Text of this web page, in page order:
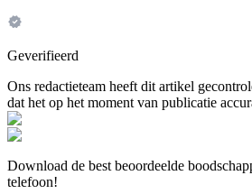
Geverifieerd
Ons redactieteam heeft dit artikel
dat het op het moment van publicatie
Download de best beoordeelde
telefoon!